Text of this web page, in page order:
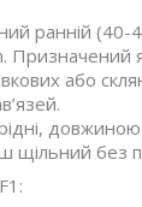
ранній
або
без